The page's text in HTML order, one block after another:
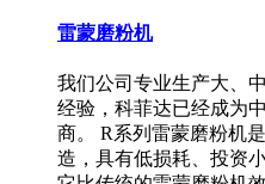
雷蒙磨粉机
我们公司专业生产大、
经验，科菲达已经成为
商。 R系列雷蒙磨粉机
造，具有低损耗、投资